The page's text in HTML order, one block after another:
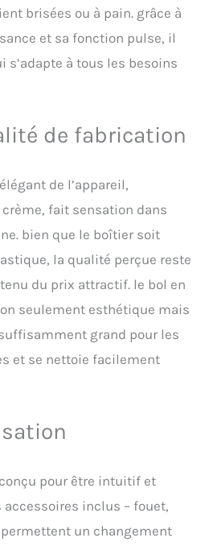
homogène, alliant qualité
de pétrissage éprouvée et
encombrement réduit.
DESIGN COMPACT: Les
de batteur ou de pétrin
pour équiper votre cuisine.
Depuis 2008, Klarstein
réinvente l'univers des
articles ménagers en
associant matériaux de
qualité et design moderne
et intemporel.
brisées ou à pain. grâce à
et sa fonction pulse, il
à tous les besoins
de fabrication
de l’appareil,
fait sensation dans
bien que le boîtier soit
la qualité perçue reste
du prix attractif. le bol en
seulement esthétique mais
grand pour les
et se nettoie facilement
pour être intuitif et
inclus – fouet,
un changement